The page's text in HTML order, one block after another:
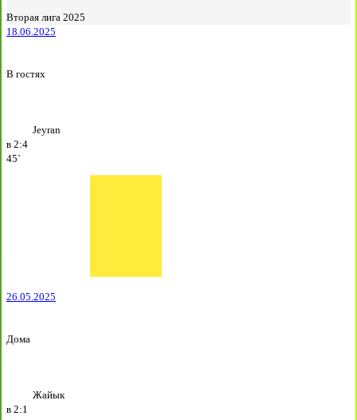
Вторая лига 2025
18.06.2025
В гостях
Jeyran
в 2:4
45`
26.05.2025
Дома
Жайык
в 2:1